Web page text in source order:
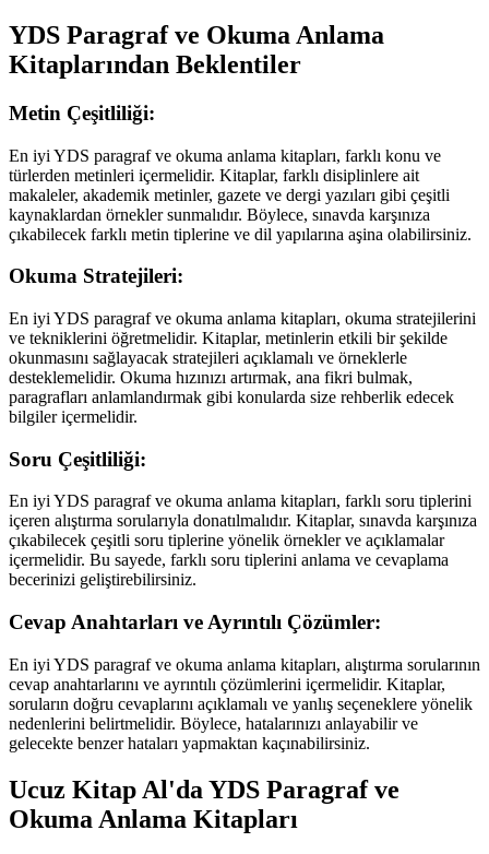
YDS Paragraf ve Okuma Anlama
Kitaplarından Beklentiler
Metin Çeşitliliği:
En iyi YDS paragraf ve okuma anlama kitapları, farklı konu ve
türlerden metinleri içermelidir. Kitaplar, farklı disiplinlere ait
makaleler, akademik metinler, gazete ve dergi yazıları gibi çeşitli
kaynaklardan örnekler sunmalıdır. Böylece, sınavda karşınıza
çıkabilecek farklı metin tiplerine ve dil yapılarına aşina olabilirsiniz.
Okuma Stratejileri:
En iyi YDS paragraf ve okuma anlama kitapları, okuma stratejilerini
ve tekniklerini öğretmelidir. Kitaplar, metinlerin etkili bir şekilde
okunmasını sağlayacak stratejileri açıklamalı ve örneklerle
desteklemelidir. Okuma hızınızı artırmak, ana fikri bulmak,
paragrafları anlamlandırmak gibi konularda size rehberlik edecek
bilgiler içermelidir.
Soru Çeşitliliği:
En iyi YDS paragraf ve okuma anlama kitapları, farklı soru tiplerini
içeren alıştırma sorularıyla donatılmalıdır. Kitaplar, sınavda karşınıza
çıkabilecek çeşitli soru tiplerine yönelik örnekler ve açıklamalar
içermelidir. Bu sayede, farklı soru tiplerini anlama ve cevaplama
becerinizi geliştirebilirsiniz.
Cevap Anahtarları ve Ayrıntılı Çözümler:
En iyi YDS paragraf ve okuma anlama kitapları, alıştırma sorularının
cevap anahtarlarını ve ayrıntılı çözümlerini içermelidir. Kitaplar,
soruların doğru cevaplarını açıklamalı ve yanlış seçeneklere yönelik
nedenlerini belirtmelidir. Böylece, hatalarınızı anlayabilir ve
gelecekte benzer hataları yapmaktan kaçınabilirsiniz.
Ucuz Kitap Al'da YDS Paragraf ve
Okuma Anlama Kitapları